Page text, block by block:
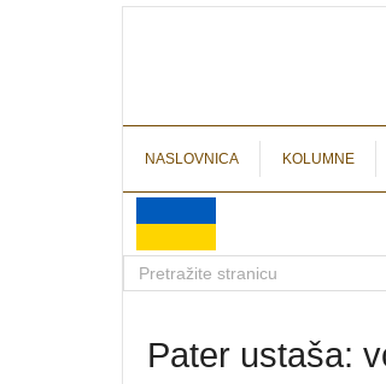
NASLOVNICA KOLUMNE
Pater ustaša: